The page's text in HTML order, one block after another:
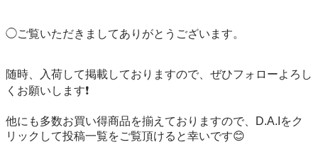
◯ご覧いただきましてありがとうございます。
随時、入荷して掲載しておりますので、ぜひフォローよろし
くお願いします❗️
他にも多数お買い得商品を揃えておりますので、D.A.Iをク
リックして投稿一覧をご覧頂けると幸いです😊